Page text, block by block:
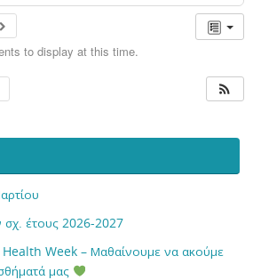
to display at this time.
έτους 2026-2027
Week – Μαθαίνουμε να ακούμε
μας